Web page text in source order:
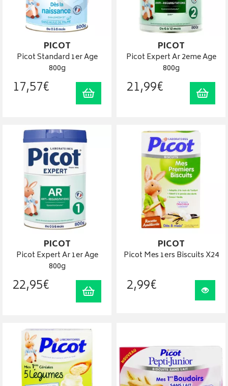
PICOT
Picot Standard 1er Age
800g
17,57€ Ajouter au panier
PICOT
Picot Expert Ar 2eme Age
800g
21,99€
PICOT
Picot Expert Ar 1er Age
800g
22,95€ Ajouter au panier
PICOT
Picot Mes 1ers Biscuits X24
2,99€